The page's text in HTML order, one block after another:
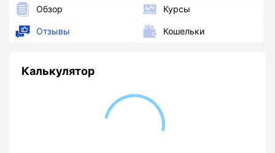
Обзор Курсы
Отзывы Кошельки
Калькулятор